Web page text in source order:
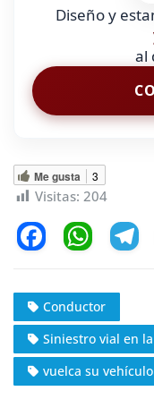
Diseño y
al
Me gusta 3
Visitas: 204
c
e
b
o
W
at
s
A
p
Conductor
Siniestro vial en
vuelca su vehículo